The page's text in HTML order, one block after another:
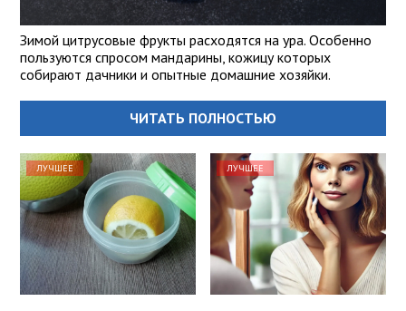
Зимой цитрусовые фрукты расходятся на ура. Особенно
пользуются спросом мандарины, кожицу которых
собирают дачники и опытные домашние хозяйки.
ЧИТАТЬ ПОЛНОСТЬЮ
ЛУЧШЕЕ ЛУЧШЕЕ